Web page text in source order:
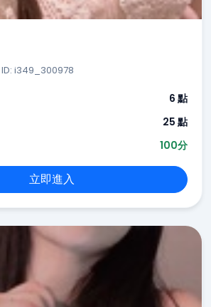
ID: i349_300978
6 點
25 點
100分
立即進入